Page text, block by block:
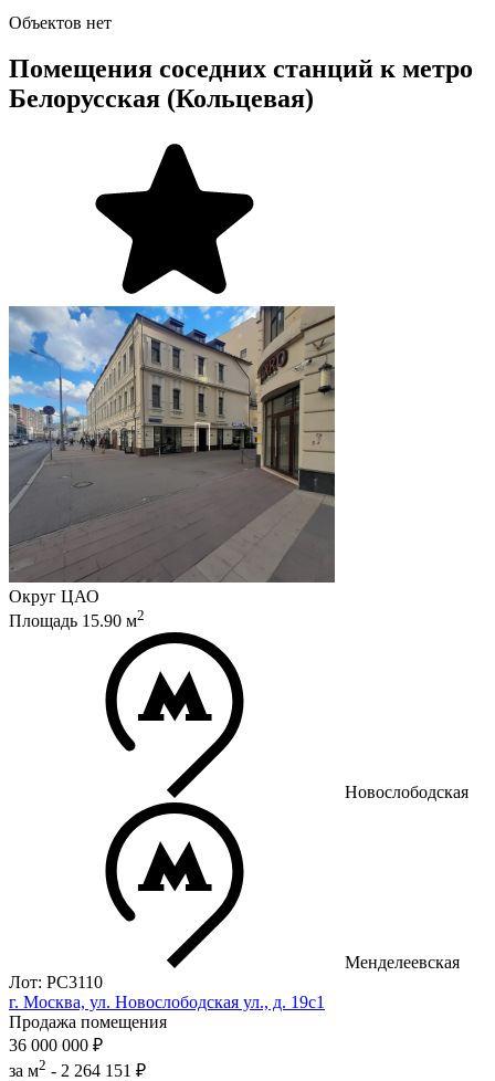
Объектов нет
Помещения соседних станций к метро
Белорусская (Кольцевая)
Округ ЦАО
Площадь 15.90 м2
Новослободская
Менделеевская
Лот: РС3110
г. Москва, ул. Новослободская ул., д. 19с1
Продажа помещения
36 000 000 ₽
за м2 - 2 264 151 ₽